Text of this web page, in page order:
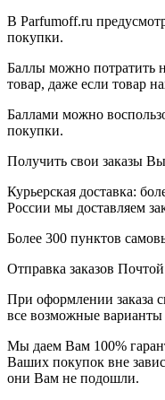
В Parfumoff.ru
покупки.
Баллы можно потратить
товар, даже если товар
Баллами можно
покупки.
Получить свои заказы
Курьерская доставка:
России мы доставляем
Более 300 пунктов
Отправка заказов
При оформлении заказа
все возможные варианты
Мы даем Вам 100%
Ваших покупок вне
они Вам не подошли.